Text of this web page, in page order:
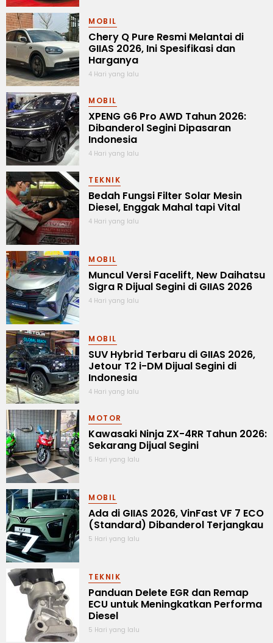
MOBIL
Chery Q Pure Resmi Melantai di
GIIAS 2026, Ini Spesifikasi dan
Harganya
4 Hari yang lalu
MOBIL
XPENG G6 Pro AWD Tahun 2026:
Dibanderol Segini Dipasaran
Indonesia
4 Hari yang lalu
TEKNIK
Bedah Fungsi Filter Solar Mesin
Diesel, Enggak Mahal tapi Vital
4 Hari yang lalu
MOBIL
Muncul Versi Facelift, New Daihatsu
Sigra R Dijual Segini di GIIAS 2026
4 Hari yang lalu
MOBIL
SUV Hybrid Terbaru di GIIAS 2026,
Jetour T2 i-DM Dijual Segini di
Indonesia
4 Hari yang lalu
MOTOR
Kawasaki Ninja ZX-4RR Tahun 2026:
Sekarang Dijual Segini
5 Hari yang lalu
MOBIL
Ada di GIIAS 2026, VinFast VF 7 ECO
(Standard) Dibanderol Terjangkau
5 Hari yang lalu
TEKNIK
Panduan Delete EGR dan Remap
ECU untuk Meningkatkan Performa
Diesel
5 Hari yang lalu